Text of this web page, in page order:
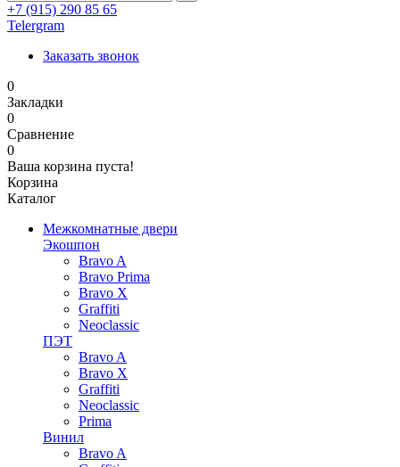
+7 (915) 290 85 65
Telergram
Заказать звонок
0
Закладки
0
Сравнение
0
Ваша корзина пуста!
Корзина
Каталог
Межкомнатные двери
Экошпон
Bravo A
Bravo Prima
Bravo X
Graffiti
Neoclassic
ПЭТ
Bravo A
Bravo X
Graffiti
Neoclassic
Prima
Винил
Bravo A